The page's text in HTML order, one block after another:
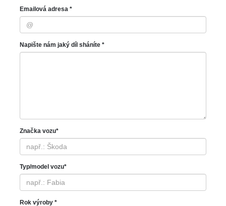
Emailová adresa *
Napište nám jaký díl sháníte *
Značka vozu*
Typ/model vozu*
Rok výroby *